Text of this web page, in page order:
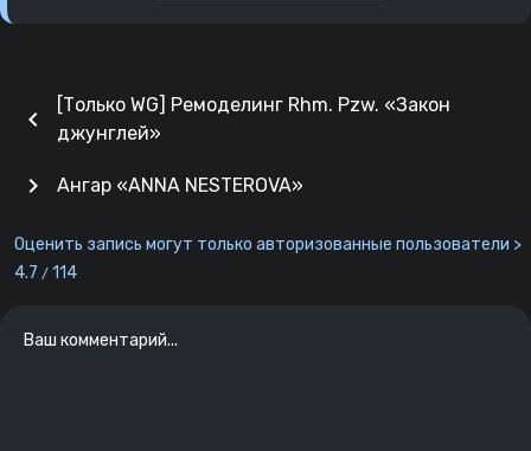
chevron_left
[Только WG] Ремоделинг Rhm. Pzw. «Закон
джунглей»
Ангар «ANNA NESTEROVA»
chevron_right
Оценить запись могут только авторизованные пользователи >
4.7 / 114